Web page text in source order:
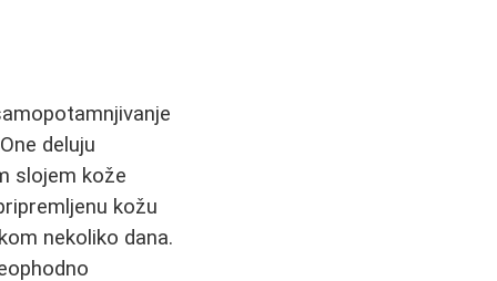
deluju
slojem kože
kožu
nekoliko dana.